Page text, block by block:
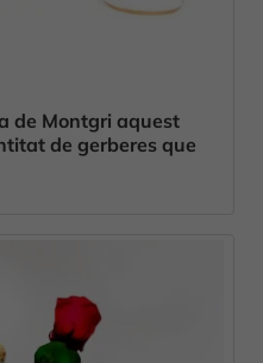
de Montgri aquest
de gerberes que